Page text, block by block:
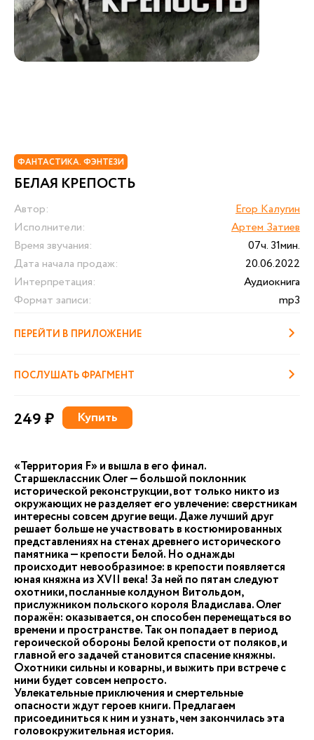
ФАНТАСТИКА. ФЭНТЕЗИ
БЕЛАЯ КРЕПОСТЬ
Автор:
Егор Калугин
Исполнители:
Артем Затиев
Время звучания:
07ч. 31мин.
Дата начала продаж:
20.06.2022
Интерпретация:
Аудиокнига
Формат записи:
mp3
ПЕРЕЙТИ В ПРИЛОЖЕНИЕ
ПОСЛУШАТЬ ФРАГМЕНТ
249 ₽ Купить
«Территория F» и вышла в его финал.
Старшеклассник Олег — большой поклонник
исторической реконструкции, вот только никто из
окружающих не разделяет его увлечение: сверстникам
интересны совсем другие вещи. Даже лучший друг
решает больше не участвовать в костюмированных
представлениях на стенах древнего исторического
памятника — крепости Белой. Но однажды
происходит невообразимое: в крепости появляется
юная княжна из XVII века! За ней по пятам следуют
охотники, посланные колдуном Витольдом,
прислужником польского короля Владислава. Олег
поражён: оказывается, он способен перемещаться во
времени и пространстве. Так он попадает в период
героической обороны Белой крепости от поляков, и
главной его задачей становится спасение княжны.
Охотники сильны и коварны, и выжить при встрече с
ними будет совсем непросто.
Увлекательные приключения и смертельные
опасности ждут героев книги. Предлагаем
присоединиться к ним и узнать, чем закончилась эта
головокружительная история.